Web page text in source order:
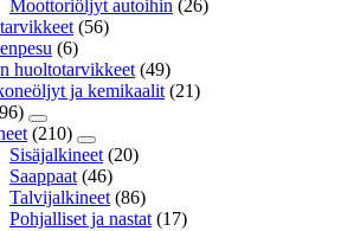
Moottoriöljyt autoihin (26)
(56)
(6)
huoltotarvikkeet (49)
ja kemikaalit (21)
(210)
Sisäjalkineet (20)
Saappaat (46)
Talvijalkineet (86)
Pohjalliset ja nastat (17)